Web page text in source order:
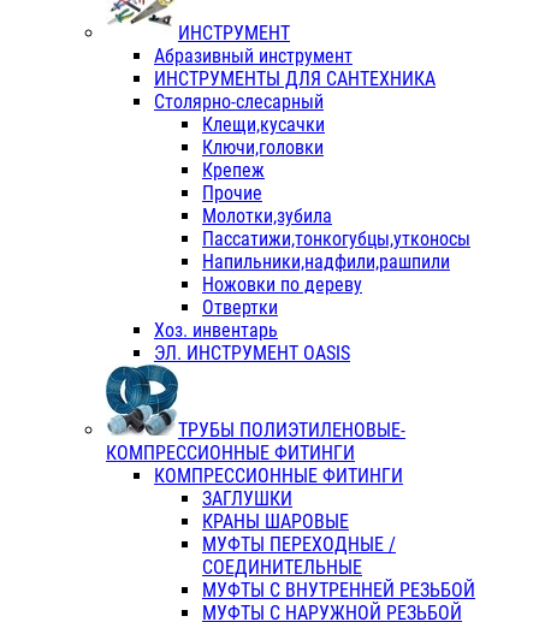
ИНСТРУМЕНТ
Абразивный инструмент
ИНСТРУМЕНТЫ ДЛЯ САНТЕХНИКА
Столярно-слесарный
Клещи,кусачки
Ключи,головки
Крепеж
Прочие
Молотки,зубила
Пассатижи,тонкогубцы,утконосы
Напильники,надфили,рашпили
Ножовки по дереву
Отвертки
Хоз. инвентарь
ЭЛ. ИНСТРУМЕНТ OASIS
ТРУБЫ ПОЛИЭТИЛЕНОВЫЕ-
КОМПРЕССИОННЫЕ ФИТИНГИ
КОМПРЕССИОННЫЕ ФИТИНГИ
ЗАГЛУШКИ
КРАНЫ ШАРОВЫЕ
МУФТЫ ПЕРЕХОДНЫЕ /
СОЕДИНИТЕЛЬНЫЕ
МУФТЫ С ВНУТРЕННЕЙ РЕЗЬБОЙ
МУФТЫ С НАРУЖНОЙ РЕЗЬБОЙ